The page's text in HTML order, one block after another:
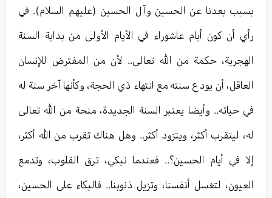
بسبب بعدنا عن الحسين وآل الحسين (عليهم السلام). في
رأي أن كون أيام عاشوراء في الأيام الأولى من بداية السنة
الهجرية، حكمة من الله تعالى.. لأن من المفترض للإنسان
العاقل، أن يودع سنته مع انتهاء ذي الحجة، وكأنها آخر سنة له
في حياته.. وأيضا يعتبر السنة الجديدة، منحة من الله تعالى
له، ليتقرب أكثر، ويتزود أكثر.. وهل هناك تقرب من الله أكثر،
إلا في أيام الحسين؟.. فعندما نبكي، ترق القلوب، وتدمع
العيون، لتغسل أنفسنا، وتزيل ذنوبنا.. فالبكاء على الحسين،